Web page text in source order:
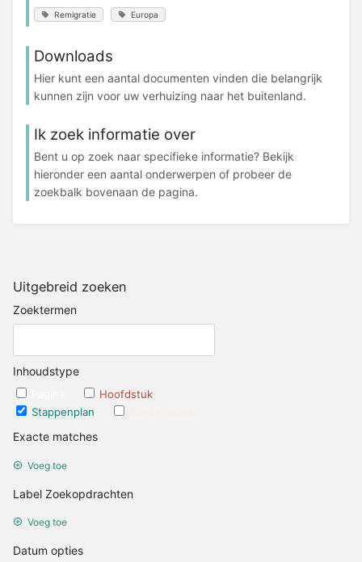
Uitgebreid zoeken
Zoektermen
Inhoudstype
Hoofdstuk
Stappenplan
Exacte matches
Voeg toe
Label Zoekopdrachten
Voeg toe
Datum opties
Remigratie Europa
Downloads
Hier kunt een aantal documenten vinden die belangrijk
kunnen zijn voor uw verhuizing naar het buitenland.
Ik zoek informatie over
Bent u op zoek naar specifieke informatie? Bekijk
hieronder een aantal onderwerpen of probeer de
zoekbalk bovenaan de pagina.